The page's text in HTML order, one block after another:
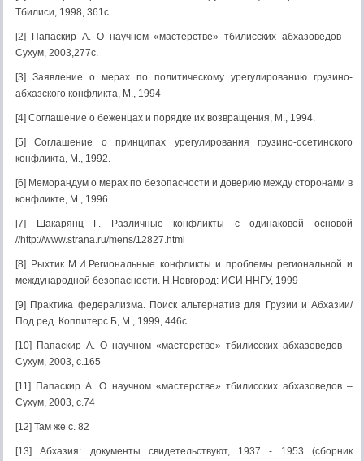
Тбилиси, 1998, 361с.
[2] Папаскир А. О научном «мастерстве» тбилисских абхазоведов –
Сухум, 2003,277с.
[3] Заявление о мерах по политическому урегулированию грузино-
абхазского конфликта, М., 1994
[4] Соглашение о беженцах и порядке их возвращения, М., 1994.
[5] Соглашение о принципах урегулирования грузино-осетинского
конфликта, М., 1992.
[6] Меморандум о мерах по безопасности и доверию между сторонами в
конфликте, М., 1996
[7] Шакарянц Г. Различные конфликты с одинаковой основой
//http://www.strana.ru/mens/12827.html
[8] Рыхтик М.И.Региональные конфликты и проблемы региональной и
международной безопасности. Н.Новгород: ИСИ ННГУ, 1999
[9] Практика федерализма. Поиск альтернатив для Грузии и Абхазии/
Под ред. Коппитерс Б, М., 1999, 446с.
[10] Папаскир А. О научном «мастерстве» тбилисских абхазоведов –
Сухум, 2003, с.165
[11] Папаскир А. О научном «мастерстве» тбилисских абхазоведов –
Сухум, 2003, с.74
[12] Там же с. 82
[13] Абхазия: документы свидетельствуют, 1937 - 1953 (сборник